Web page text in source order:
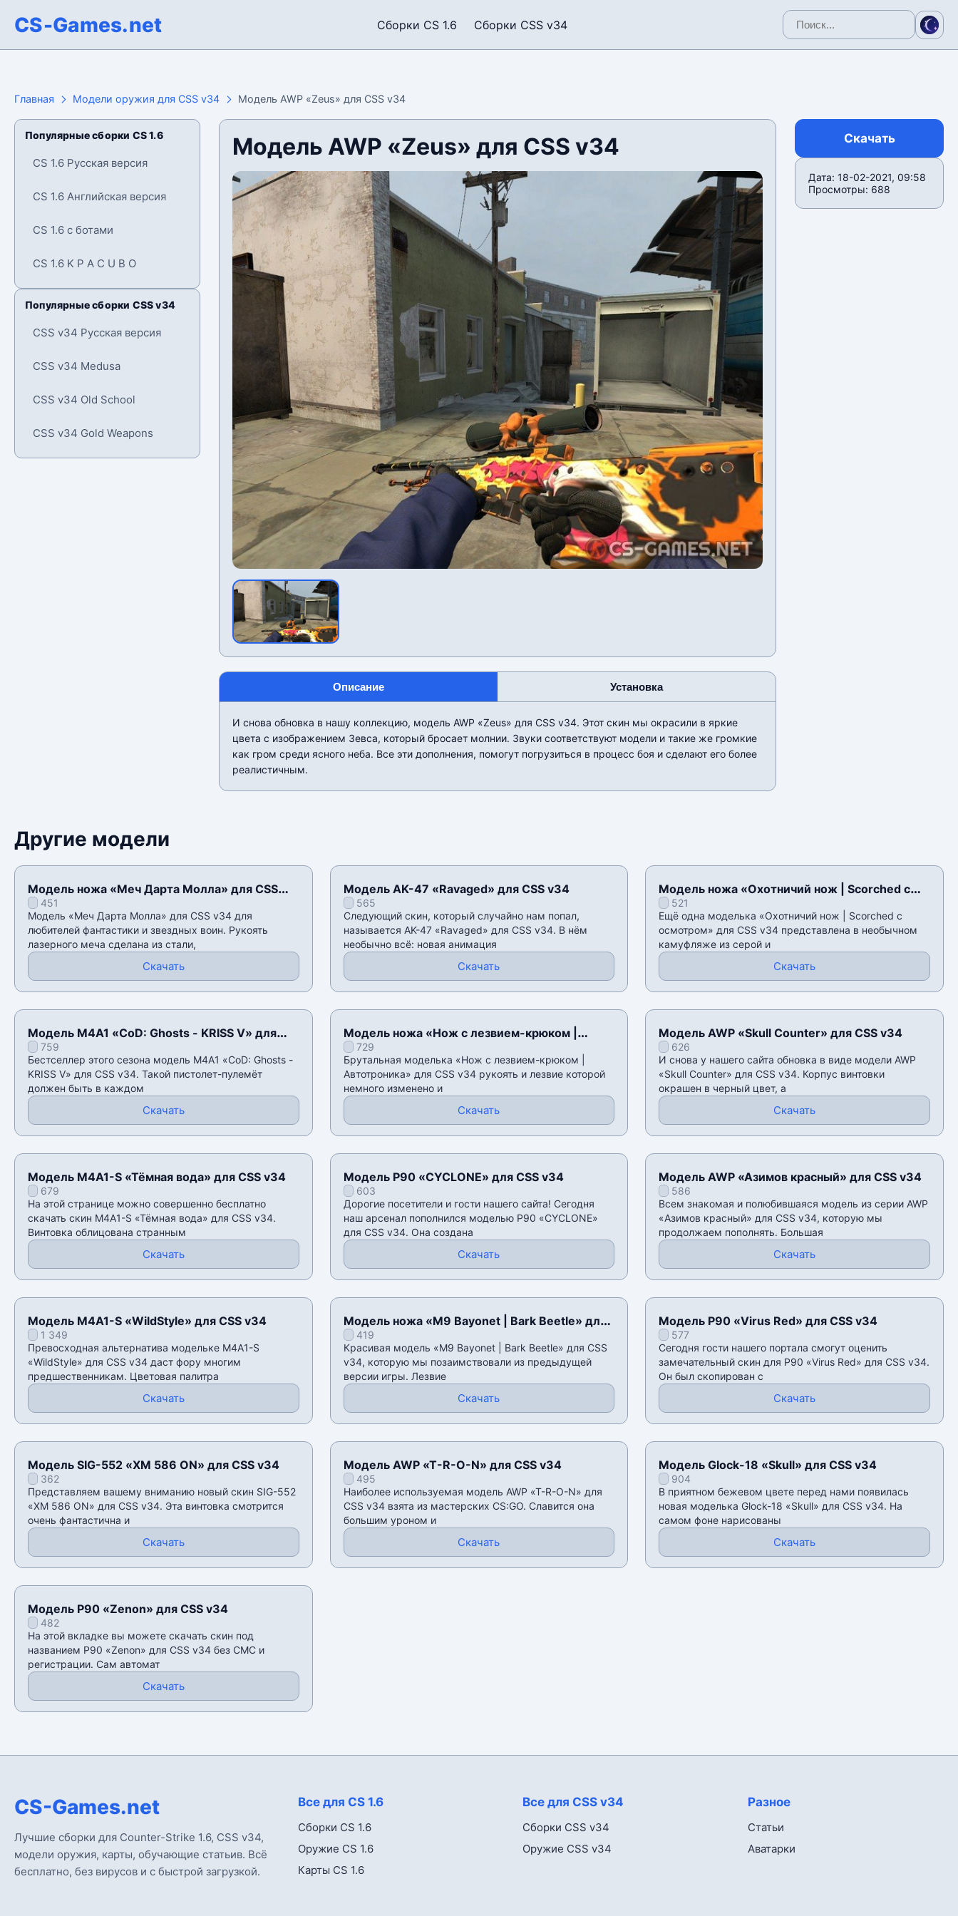
CS-Games.net Сборки CS 1.6 Сборки CSS v34
Главная Модели оружия для CSS v34 Модель AWP «Zeus» для CSS v34
Популярные сборки CS 1.6
CS 1.6 Русская версия
CS 1.6 Английская версия
CS 1.6 с ботами
CS 1.6 K P A C U B O
Популярные сборки CSS v34
CSS v34 Русская версия
CSS v34 Medusa
CSS v34 Old School
CSS v34 Gold Weapons
Модель AWP «Zeus» для CSS v34
Описание Установка
И снова обновка в нашу коллекцию, модель AWP «Zeus» для CSS v34. Этот скин мы окрасили в яркие
цвета с изображением Зевса, который бросает молнии. Звуки соответствуют модели и такие же громкие
как гром среди ясного неба. Все эти дополнения, помогут погрузиться в процесс боя и сделают его более
реалистичным.
Скачать
Дата: 18-02-2021, 09:58
Просмотры: 688
Другие модели
Модель ножа «Меч Дарта Молла» для CSS
v34451
Модель «Меч Дарта Молла» для CSS v34 для
любителей фантастики и звездных воин. Рукоять
лазерного меча сделана из стали,
Скачать
Модель AK-47 «Ravaged» для CSS v34
565
Следующий скин, который случайно нам попал,
называется AK-47 «Ravaged» для CSS v34. В нëм
необычно всë: новая анимация
Скачать
Модель ножа «Охотничий нож | Scorched с
осмотром» для CSS v34
521
Ещё одна моделька «Охотничий нож | Scorched с
осмотром» для CSS v34 представлена в необычном
камуфляже из серой и
Скачать
Модель M4A1 «CoD: Ghosts - KRISS V» для
CSS v34
759
Бестселлер этого сезона модель M4A1 «CoD: Ghosts -
KRISS V» для CSS v34. Такой пистолет-пулемёт
должен быть в каждом
Скачать
Модель ножа «Нож с лезвием-крюком |
Автотроника» для CSS v34
729
Брутальная моделька «Нож с лезвием-крюком |
Автотроника» для CSS v34 рукоять и лезвие которой
немного изменено и
Скачать
Модель AWP «Skull Counter» для CSS v34
626
И снова у нашего сайта обновка в виде модели AWP
«Skull Counter» для CSS v34. Корпус винтовки
окрашен в черный цвет, а
Скачать
Модель M4A1-S «Тёмная вода» для CSS v34
679
На этой странице можно совершенно бесплатно
скачать скин M4A1-S «Тёмная вода» для CSS v34.
Винтовка облицована странным
Скачать
Модель P90 «CYCLONE» для CSS v34
603
Дорогие посетители и гости нашего сайта! Сегодня
наш арсенал пополнился моделью P90 «CYCLONE»
для CSS v34. Она создана
Скачать
Модель AWP «Азимов красный» для CSS v34
586
Всем знакомая и полюбившаяся модель из серии AWP
«Азимов красный» для CSS v34, которую мы
продолжаем пополнять. Большая
Скачать
Модель M4A1-S «WildStyle» для CSS v34
1 349
Превосходная альтернатива модельке M4A1-S
«WildStyle» для CSS v34 даст фору многим
предшественникам. Цветовая палитра
Скачать
Модель ножа «M9 Bayonet | Bark Beetle» для
CSS v34
419
Красивая модель «M9 Bayonet | Bark Beetle» для CSS
v34, которую мы позаимствовали из предыдущей
версии игры. Лезвие
Скачать
Модель P90 «Virus Red» для CSS v34
577
Сегодня гости нашего портала смогут оценить
замечательный скин для P90 «Virus Red» для CSS v34.
Он был скопирован с
Скачать
Модель SIG-552 «XM 586 ON» для CSS v34
362
Представляем вашему вниманию новый скин SIG-552
«XM 586 ON» для CSS v34. Эта винтовка смотрится
очень фантастична и
Скачать
Модель AWP «T-R-O-N» для CSS v34
495
Наиболее используемая модель AWP «T-R-O-N» для
CSS v34 взята из мастерских CS:GO. Славится она
большим уроном и
Скачать
Модель Glock-18 «Skull» для CSS v34
904
В приятном бежевом цвете перед нами появилась
новая моделька Glock-18 «Skull» для CSS v34. На
самом фоне нарисованы
Скачать
Модель P90 «Zenon» для CSS v34
482
На этой вкладке вы можете скачать скин под
названием P90 «Zenon» для CSS v34 без СМС и
регистрации. Сам автомат
Скачать
CS-Games.net
Лучшие сборки для Counter-Strike 1.6, CSS v34,
модели оружия, карты, обучающие статьив. Всё
бесплатно, без вирусов и с быстрой загрузкой.
Все для CS 1.6
Сборки CS 1.6
Оружие CS 1.6
Карты CS 1.6
Все для CSS v34
Сборки CSS v34
Оружие CSS v34
Разное
Статьи
Аватарки